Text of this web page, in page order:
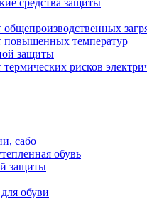
повышенных температур
защиты
рисков
сабо
обувь
защиты
обуви